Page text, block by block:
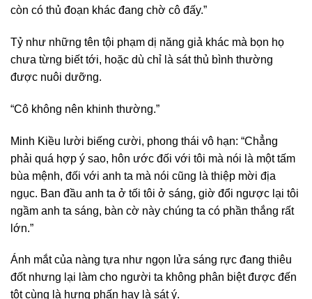
còn có thủ đoạn khác đang chờ cô đấy.”
Tỷ như những tên tội phạm dị năng giả khác mà bọn họ
chưa từng biết tới, hoặc dù chỉ là sát thủ bình thường
được nuôi dưỡng.
“Cô không nên khinh thường.”
Minh Kiều lười biếng cười, phong thái vô hạn: “Chẳng
phải quá hợp ý sao, hôn ước đối với tôi mà nói là một tấm
bùa mệnh, đối với anh ta mà nói cũng là thiệp mời địa
ngục. Ban đầu anh ta ở tối tôi ở sáng, giờ đổi ngược lại tôi
ngầm anh ta sáng, bàn cờ này chúng ta có phần thắng rất
lớn.”
Ánh mắt của nàng tựa như ngọn lửa sáng rực đang thiêu
đốt nhưng lại làm cho người ta không phân biệt được đến
tột cùng là hưng phấn hay là sát ý.